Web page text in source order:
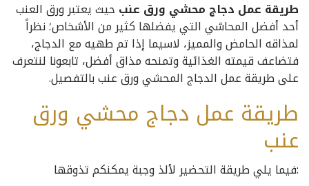
طريقة عمل دجاج محشي ورق عنب حيثيعتبر ورق العنب
أحد أفضل المحاشي التي يفضلها كثير من الأشخاص؛ نظراً
لمذاقه الحامض والمميز، لاسيما إذا تم طهيه مع الدجاج،
فتضاعف قيمته الغذائية وتمنحه مذاق أفضل، تابعونا لنتعرف
على طريقة عمل الدجاج المحشي ورق عنب بالتفصيل.
طريقة عمل دجاج محشي ورق
عنب
:فيما يلي طريقة التحضير لألذ وجبة يمكنكم تذوقها